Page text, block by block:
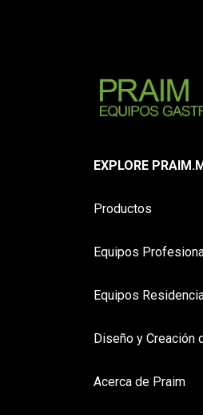
EXPLORE
Productos
Equipos
Equipos
Diseño y Creación
Acerca de Praim